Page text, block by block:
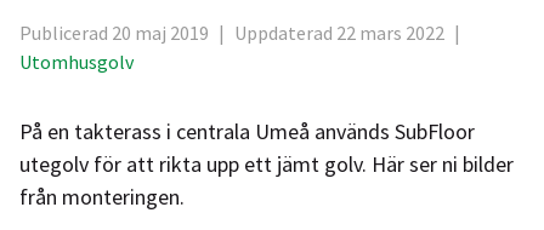
Publicerad 20 maj 2019 | Uppdaterad 22 mars 2022 |
Utomhusgolv
På en takterass i centrala Umeå används SubFloor
utegolv för att rikta upp ett jämt golv. Här ser ni bilder
från monteringen.